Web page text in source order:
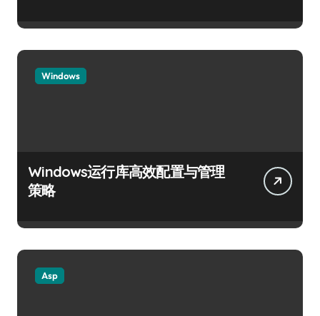
Windows
Windows运行库高效配置与管理
策略
Asp